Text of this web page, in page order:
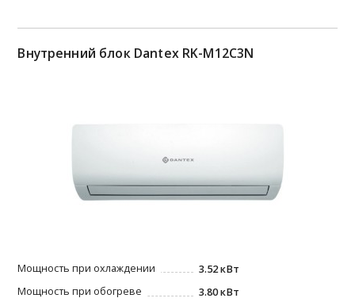
Внутренний блок Dantex RK-M12C3N
Мощность при охлаждении
3.52 кВт
Мощность при обогреве
3.80 кВт